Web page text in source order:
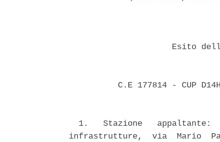
Esito
C.E 177814 - CUP
1.   Stazione   appaltante:
infrastrutture,  via  Mario